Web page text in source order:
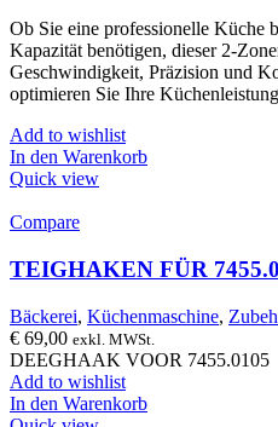
Ob Sie eine professionelle Küche
Kapazität benötigen, dieser 2-
Geschwindigkeit, Präzision und
optimieren Sie Ihre
Add to wishlist
In den Warenkorb
Quick view
Compare
TEIGHAKEN FÜR
Bäckerei, Küchenmaschine,
€ 69,00 exkl. MWSt.
DEEGHAAK VOOR 7455.0105
Add to wishlist
In den Warenkorb